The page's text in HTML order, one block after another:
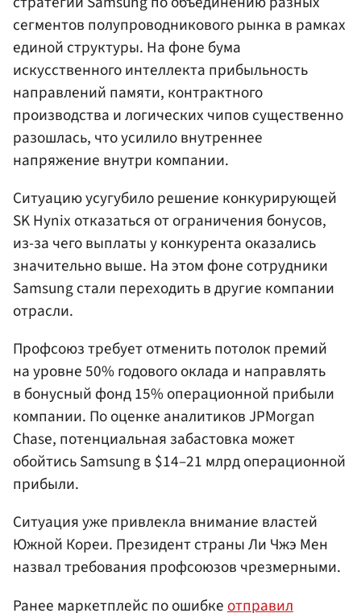
сегментов полупроводникового рынка в рамках
единой структуры. На фоне бума
искусственного интеллекта прибыльность
направлений памяти, контрактного
производства и логических чипов существенно
разошлась, что усилило внутреннее
напряжение внутри компании.
Ситуацию усугубило решение конкурирующей
SK Hynix отказаться от ограничения бонусов,
из-за чего выплаты у конкурента оказались
значительно выше. На этом фоне сотрудники
Samsung стали переходить в другие компании
отрасли.
Профсоюз требует отменить потолок премий
на уровне 50% годового оклада и направлять
в бонусный фонд 15% операционной прибыли
компании. По оценке аналитиков JPMorgan
Chase, потенциальная забастовка может
обойтись Samsung в $14–21 млрд операционной
прибыли.
Ситуация уже привлекла внимание властей
Южной Кореи. Президент страны Ли Чжэ Мен
назвал требования профсоюзов чрезмерными.
Ранее маркетплейс по ошибкеотправил